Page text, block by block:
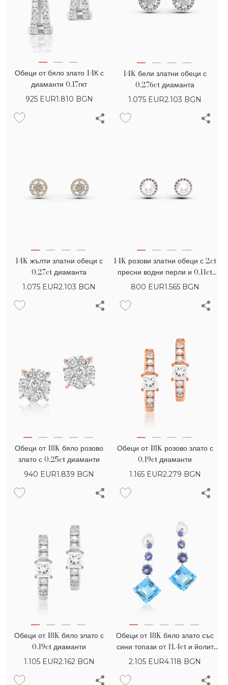
Обеци от бяло злато 14К с
диаманти 0.17гкт
925 EUR1.810 BGN
14K бели златни обеци с
0,276ct диаманта
1.075 EUR2.103 BGN
14K жълти златни обеци с
0,27ct диаманта
1.075 EUR2.103 BGN
14K розови златни обеци с 2ct
пресни водни перли и 0,11ct
диаманта
800 EUR1.565 BGN
Обеци от 18K бяло розово
злато с 0.25ct диаманти
940 EUR1.839 BGN
Обеци от 18K розово злато с
0.19ct диаманти
1.165 EUR2.279 BGN
Обеци от 18K бяло злато с
0.19ct диаманти
1.105 EUR2.162 BGN
Обеци от 18K бяло злато със
сини топази от 11.4ct и йолит
от 1.7ct
2.105 EUR4.118 BGN